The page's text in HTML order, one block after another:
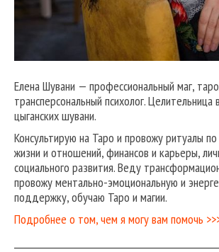
Елена Шувани — профессиональный маг,
трансперсональный психолог. Целительница
цыганских шувани.
Консультирую на Таро и провожу ритуалы
жизни и отношений, финансов и карьеры,
социального развития. Веду
провожу ментально-эмоциональную и
поддержку, обучаю Таро и магии.
Подробнее о том, чем я могу вам помочь